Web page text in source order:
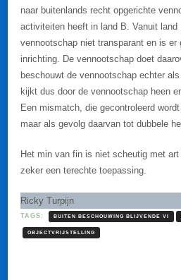
naar buitenlands recht opgerichte
activiteiten heeft in land B. Vanuit land
vennootschap niet transparant en is
inrichting. De vennootschap doet
beschouwt de vennootschap echter
kijkt dus door de vennootschap heen
Een mismatch, die gecontroleerd
maar als gevolg daarvan tot dubbele
Het min van fin is niet scheutig met
zeker een terechte toepassing.
Ricky Turpijn
TAGS: BUITEN BESCHOUWING BLIJVENDE VI
OBJECTVRIJSTELLING